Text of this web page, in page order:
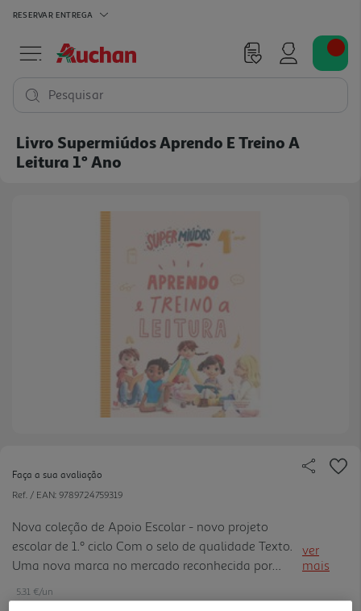
RESERVAR ENTREGA
Pesquisar
Livro Supermiúdos Aprendo E Treino A
Leitura 1º Ano
Faça a sua avaliação
Ref. / EAN: 9789724759319
Nova coleção de Apoio Escolar - novo projeto
escolar de 1.º ciclo Com o selo de qualidade Texto.
Uma nova marca no mercado reconhecida por
professores
ver
mais
5.31 €/un